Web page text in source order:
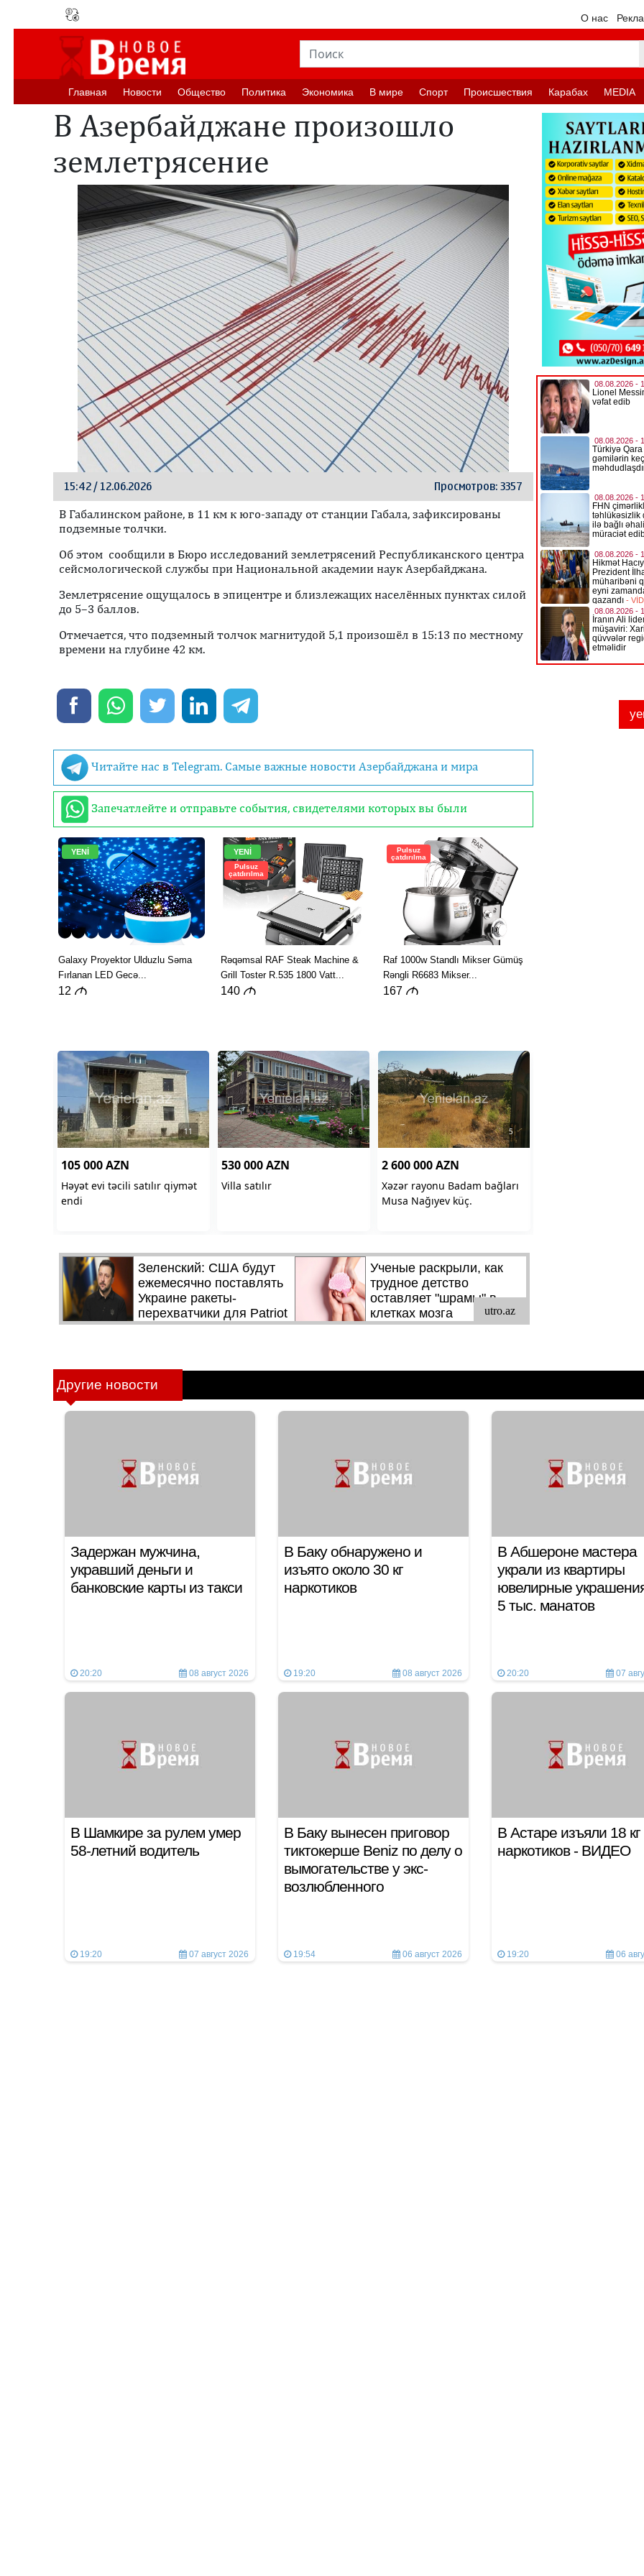
О нас
Главная Новости Oбщество Политика Экономика В мире Спорт Происшествия Карабах MEDIA
В Азербайджане произошло
землетрясение
15:42 / 12.06.2026 Просмотров: 3357
В Габалинском районе, в 11 км к юго-западу от станции Габала, зафиксированы
подземные толчки.
Об этом сообщили в Бюро исследований землетрясений Республиканского центра
сейсмологической службы при Национальной академии наук Азербайджана.
Землетрясение ощущалось в эпицентре и близлежащих населённых пунктах силой
до 5–3 баллов.
Отмечается, что подземный толчок магнитудой 5,1 произошёл в 15:13 по местному
времени на глубине 42 км.
Читайте нас в Telegram. Самые важные новости Азербайджана и мира
Запечатлейте и отправьте события, свидетелями которых вы были
Другие новости
Задержан мужчина,
укравший деньги и
банковские карты из такси
20:20 08 август 2026
В Баку обнаружено и
изъято около 30 кг
наркотиков
19:20 08 август 2026
В Абшероне мастера
украли из квартиры
ювелирные
5 тыс. манатов
20:20 07
В Шамкире за рулем умер
58-летний водитель
19:20 07 август 2026
В Баку вынесен приговор
тиктокерше Beniz по делу о
вымогательстве у экс-
возлюбленного
19:54 06 август 2026
В Астаре изъяли 18 кг
наркотиков - ВИДЕО
19:20 06